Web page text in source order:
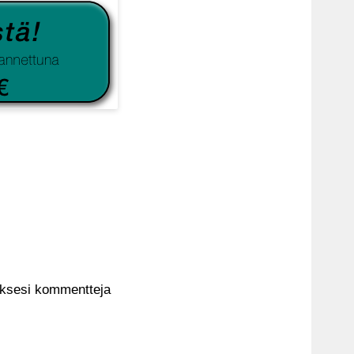
kommentteja